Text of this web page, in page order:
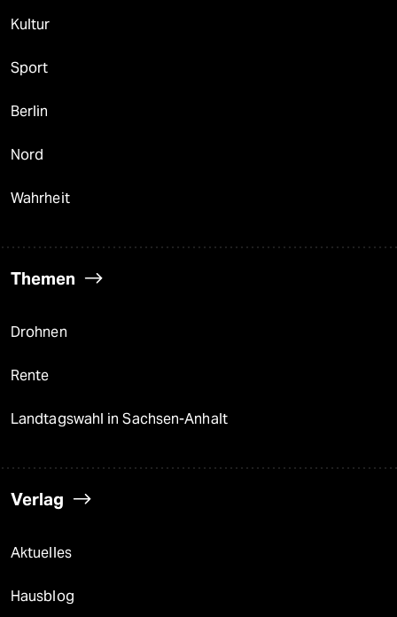
Kultur
Sport
Berlin
Nord
Wahrheit
Themen
Drohnen
Rente
Landtagswahl in Sachsen-Anhalt
Verlag
Aktuelles
Hausblog